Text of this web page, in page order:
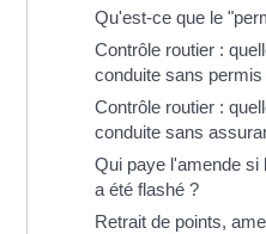
Qu'est-ce que le
Contrôle routier :
conduite sans permis
Contrôle routier :
conduite sans
Qui paye l'amende si
a été flashé ?
Retrait de points,